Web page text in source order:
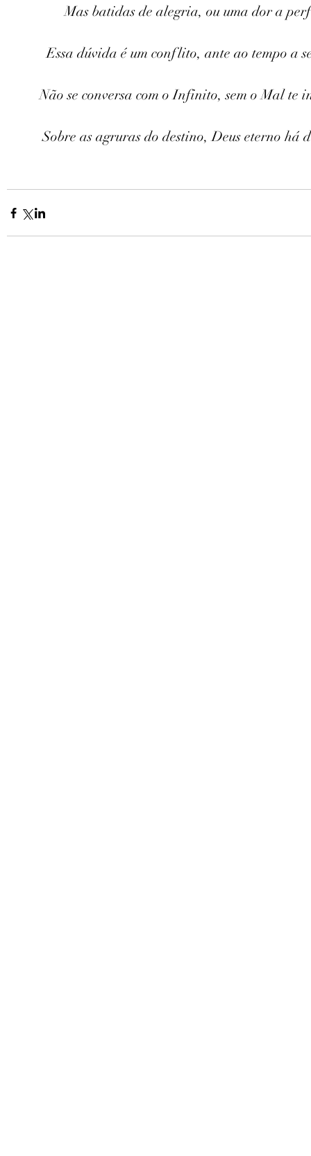
Mas batidas de alegria, ou uma dor a
Essa dúvida é um conflito, ante ao tempo a
Não se conversa com o Infinito, sem o Mal te
Sobre as agruras do destino, Deus eterno há